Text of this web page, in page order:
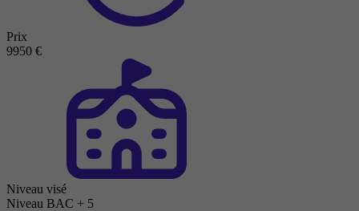
Prix
9950 €
Niveau visé
Niveau BAC + 5